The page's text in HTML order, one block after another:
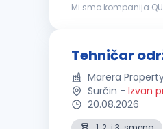
Mi smo kompanija
Tehničar
Marera
Surčin - Izvan
20.08.2026